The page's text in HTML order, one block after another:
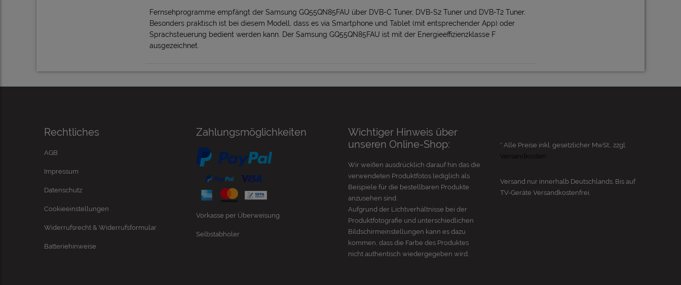
Fernsehprogramme empfängt der Samsung GQ55QN85FAU über DVB-C Tuner, DVB-S2 Tuner und DVB-T2 Tuner.
Besonders praktisch ist bei diesem Modell, dass es via Smartphone und Tablet (mit entsprechender App) oder
Sprachsteuerung bedient werden kann. Der Samsung GQ55QN85FAU ist mit der Energieeffizienzklasse F
ausgezeichnet.
Rechtliches
AGB
Impressum
Datenschutz
Cookieeinstellungen
Widerrufsrecht & Widerrufsformular
Batteriehinweise
Zahlungsmöglichkeiten
Vorkasse per Überweisung
Selbstabholer
Wichtiger Hinweis über
unseren Online-Shop:
Wir weißen ausdrücklich darauf hin das die
verwendeten Produktfotos lediglich als
Beispiele für die bestellbaren Produkte
anzusehen sind.
Aufgrund der Lichtverhältnisse bei der
Produktfotografie und unterschiedlichen
Bildschirmeinstellungen kann es dazu
kommen, dass die Farbe des Produktes
nicht authentisch wiedergegeben wird.
* Alle Preise inkl. gesetzlicher MwSt., zzgl.
Versandkosten
Versand nur innerhalb Deutschlands. Bis auf
TV-Geräte Versandkostenfrei.